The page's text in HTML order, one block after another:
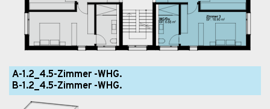
A-1.2_4.5-Zimmer -WHG.
B-1.2_4.5-Zimmer -WHG.